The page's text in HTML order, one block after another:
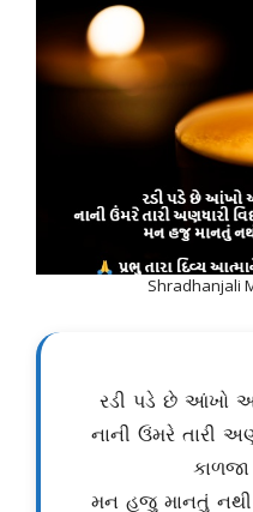
Shradhanjali
રડી પડે છે આંખો
નાની ઉંમરે તારી
મન હજુ માનતું